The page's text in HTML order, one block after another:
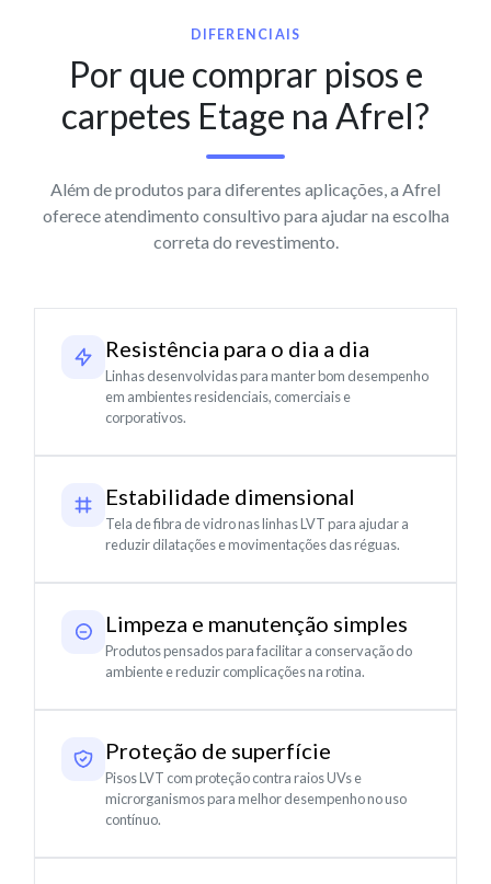
DIFERENCIAIS
Por que comprar pisos e
carpetes Etage na Afrel?
Além de produtos para diferentes aplicações, a Afrel
oferece atendimento consultivo para ajudar na escolha
correta do revestimento.
Resistência para o dia a dia
Linhas desenvolvidas para manter bom desempenho
em ambientes residenciais, comerciais e
corporativos.
Estabilidade dimensional
Tela de fibra de vidro nas linhas LVT para ajudar a
reduzir dilatações e movimentações das réguas.
Limpeza e manutenção simples
Produtos pensados para facilitar a conservação do
ambiente e reduzir complicações na rotina.
Proteção de superfície
Pisos LVT com proteção contra raios UVs e
microrganismos para melhor desempenho no uso
contínuo.